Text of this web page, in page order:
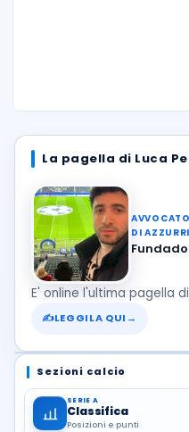
La pagella di Luca
DI
E' online l'ultima pagella
✍LEGGILA QUI →
Sezioni calcio
SERIE A
Classifica
Posizioni e punti